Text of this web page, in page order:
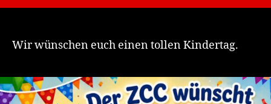
Wir wünschen euch einen tollen Kindertag.